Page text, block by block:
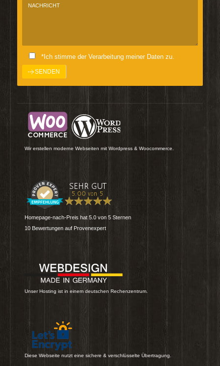
*Ich stimme der Verarbeitung meiner Daten zu.
Wir erstellen moderne Webseiten mit Wordpress & Woocommerce.
Homepage-nach-Preis hat 5.0 von 5 Sternen
10 Bewertungen auf Provenexpert
Unser Hosting ist in einem deutschen Rechenzentrum.
Diese Webseite nutzt eine sichere & verschlüsselte Übertragung.